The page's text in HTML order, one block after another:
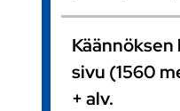
sivu (1560
+ alv.